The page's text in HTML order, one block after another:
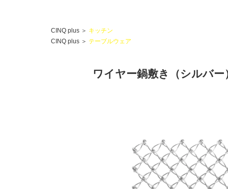
CINQ plus ＞ キッチン
CINQ plus ＞ テーブルウェア
ワイヤー鍋敷き（シルバー